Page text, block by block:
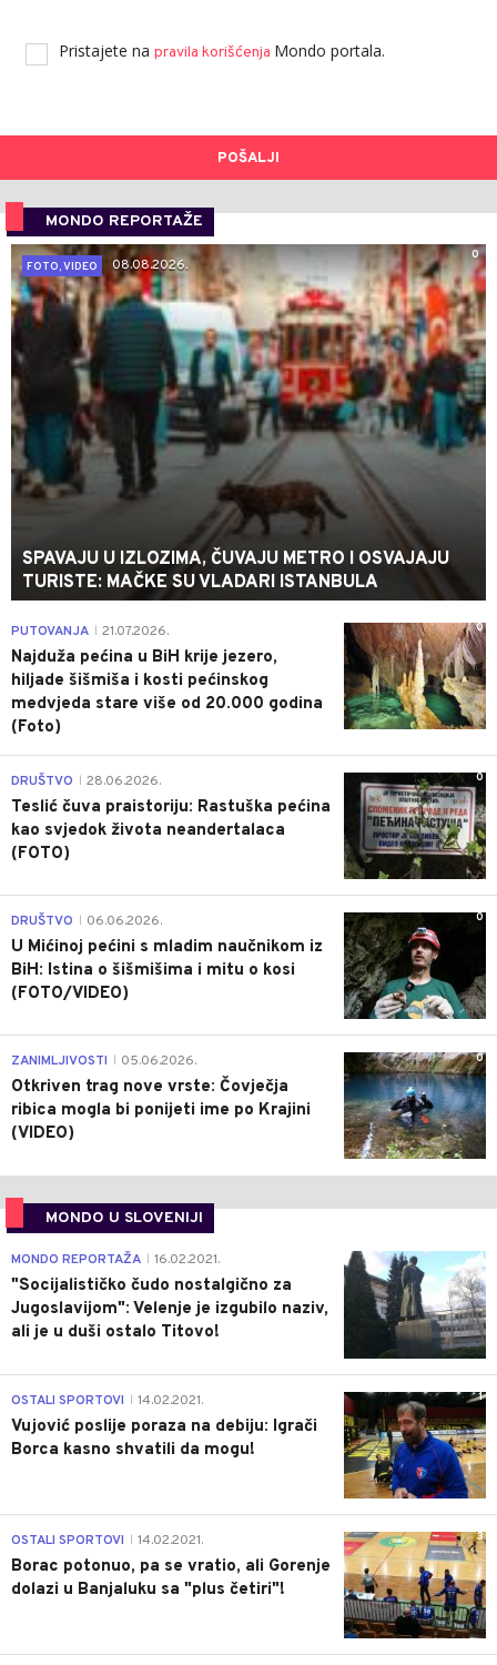
Pristajete na pravila korišćenja Mondo portala.
POŠALJI
MONDO REPORTAŽE
0
FOTO, VIDEO
08.08.2026.
SPAVAJU U IZLOZIMA, ČUVAJU METRO I OSVAJAJU
TURISTE: MAČKE SU VLADARI ISTANBULA
0
PUTOVANJA 21.07.2026.
Najduža pećina u BiH krije jezero,
hiljade šišmiša i kosti pećinskog
medvjeda stare više od 20.000 godina
(Foto)
0
DRUŠTVO 28.06.2026.
Teslić čuva praistoriju: Rastuška pećina
kao svjedok života neandertalaca
(FOTO)
0
DRUŠTVO 06.06.2026.
U Mićinoj pećini s mladim naučnikom iz
BiH: Istina o šišmišima i mitu o kosi
(FOTO/VIDEO)
0
ZANIMLJIVOSTI 05.06.2026.
Otkriven trag nove vrste: Čovječja
ribica mogla bi ponijeti ime po Krajini
(VIDEO)
MONDO U SLOVENIJI
4
MONDO REPORTAŽA 16.02.2021.
"Socijalističko čudo nostalgično za
Jugoslavijom": Velenje je izgubilo naziv,
ali je u duši ostalo Titovo!
1
OSTALI SPORTOVI 14.02.2021.
Vujović poslije poraza na debiju: Igrači
Borca kasno shvatili da mogu!
3
OSTALI SPORTOVI 14.02.2021.
Borac potonuo, pa se vratio, ali Gorenje
dolazi u Banjaluku sa "plus četiri"!